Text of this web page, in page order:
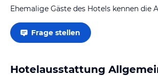
Ehemalige Gäste des Hotels kennen die
Frage stellen
Hotelausstattung